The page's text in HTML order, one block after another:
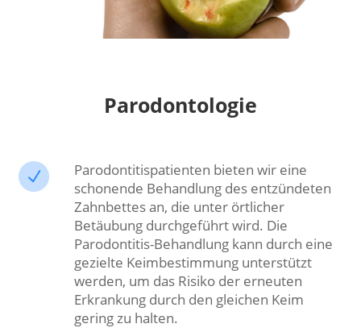
Parodontologie
Parodontitispatienten bieten wir eine
schonende Behandlung des entzündeten
Zahnbettes an, die unter örtlicher
Betäubung durchgeführt wird. Die
Parodontitis-Behandlung kann durch eine
gezielte Keimbestimmung unterstützt
werden, um das Risiko der erneuten
Erkrankung durch den gleichen Keim
gering zu halten.